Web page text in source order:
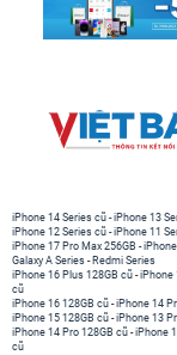
iPhone 14 Series cũ -iPhone 13
iPhone 12 Series cũ -iPhone 11
iPhone 17 Pro Max 256GB -
Galaxy A Series - Redmi Series
iPhone 16 Plus 128GB cũ -iPhone
cũ
iPhone 16 128GB cũ -iPhone 14
iPhone 15 128GB cũ -iPhone 13
iPhone 14 Pro 128GB cũ -iPhone
cũ